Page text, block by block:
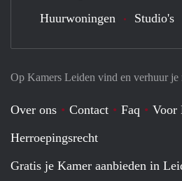
Op Kamers Leiden vind en verhuur
Over ons Contact Faq
Voor
Herroepingsrecht
Gratis je Kamer aanbieden in
Huurwoningen Studio's